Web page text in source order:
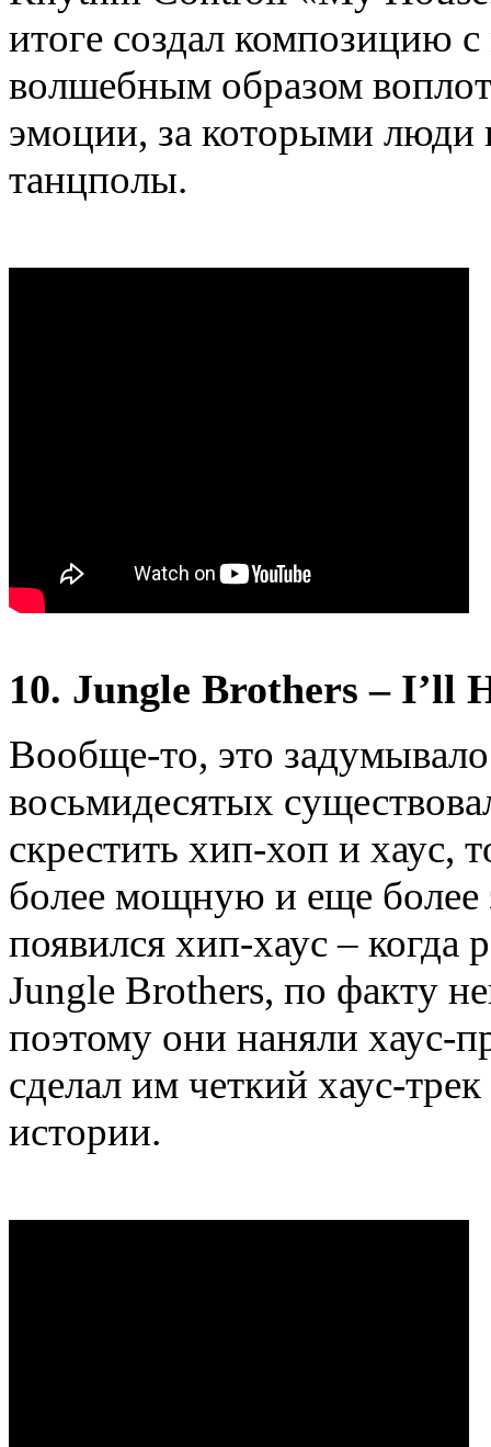
итоге создал
волшебным образом
эмоции, за которыми люди
танцполы.
10. Jungle Brothers – I’ll
Вообще-то, это
восьмидесятых
скрестить хип-хоп и
более мощную и еще более
появился хип-хаус –
Jungle Brothers, по факту
поэтому они наняли хаус-
сделал им четкий хаус-
истории.